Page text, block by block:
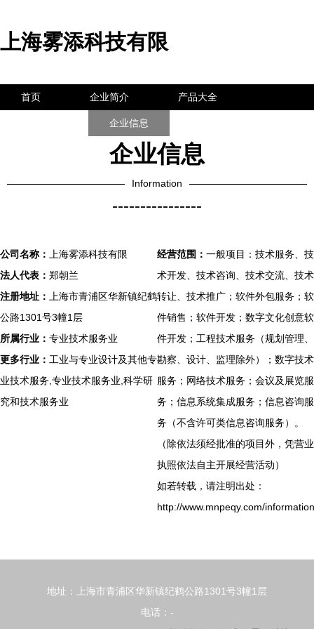
上海雾添科技有限
首页 企业简介 产品大全
企业信息
企业信息
Information
----------------
公司名称：
上海雾添科技有限
法人代表： 郑朝兰
注册地址：
上海市青浦区华新镇纪鹤
公路1301号3幢1层
所属行业： 专业技术服务业
更多行业： 工业与专业设计及其他专
业技术服务,专业技术服务业,科学研
究和技术服务业
经营范围： 一般项目：技术服务、技
术开发、技术咨询、技术交流、技术
转让、技术推广；软件外包服务；软
件销售；软件开发；数字文化创意软
件开发；工程技术服务（规划管理、
勘察、设计、监理除外）；数字技术
服务；网络技术服务；会议及展览服
务；信息系统集成服务；信息咨询服
务（不含许可类信息咨询服务）。
（除依法须经批准的项目外，凭营业
执照依法自主开展经营活动）
如若转载，请注明出处：
http://www.mnpeqy.com/
地址：上海市青浦区华新镇纪鹤公路1301号3幢1层
电话：-